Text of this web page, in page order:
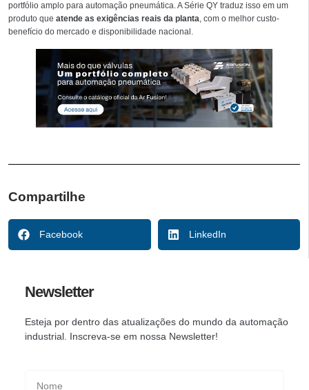
portfólio amplo para automação pneumática. A Série QY traduz isso em um
produto que atende as exigências reais da planta, com o melhor custo-
benefício do mercado e disponibilidade nacional.
Compartilhe
Facebook LinkedIn
Newsletter
Esteja por dentro das atualizações do mundo da automação
industrial. Inscreva-se em nossa Newsletter!